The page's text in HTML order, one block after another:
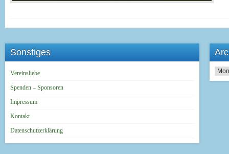
Sonstiges
Vereinsliebe
Spenden – Sponsoren
Impressum
Kontakt
Datenschutzerklärung